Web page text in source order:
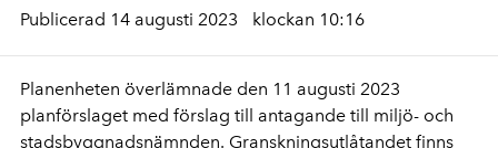
Publicerad 14 augusti 2023 klockan 10:16
Planenheten överlämnade den 11 augusti 2023
planförslaget med förslag till antagande till miljö- och
stadsbyggnadsnämnden. Granskningsutlåtandet finns